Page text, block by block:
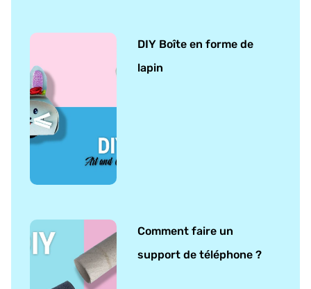
DIY Boîte en forme de
lapin
Comment faire un
support de téléphone ?